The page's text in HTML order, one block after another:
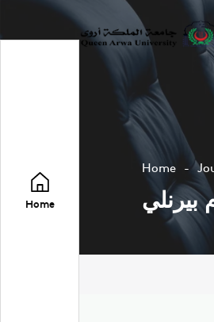
Home
Home
بيرنلي